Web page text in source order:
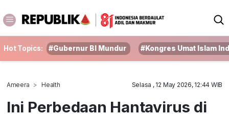
Hot Topics: #Gubernur BI Mundur #Kongres Umat Islam
Ameera Health Selasa , 12 May 2026, 12:44 WIB
Ini Perbedaan Hantavirus di